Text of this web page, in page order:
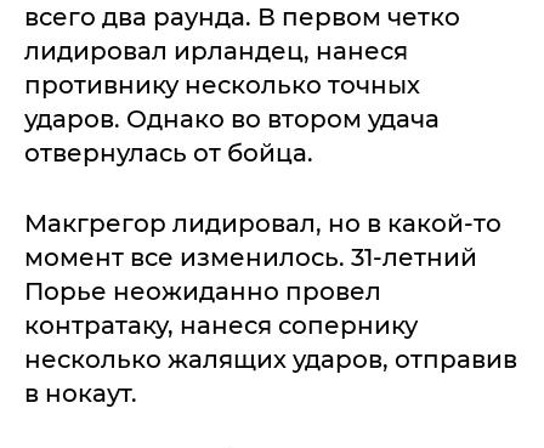
всего два раунда. В первом четко
лидировал ирландец, нанеся
противнику несколько точных
ударов. Однако во втором удача
отвернулась от бойца.
Макгрегор лидировал, но в какой-то
момент все изменилось. 31-летний
Порье неожиданно провел
контратаку, нанеся сопернику
несколько жалящих ударов, отправив
в нокаут.